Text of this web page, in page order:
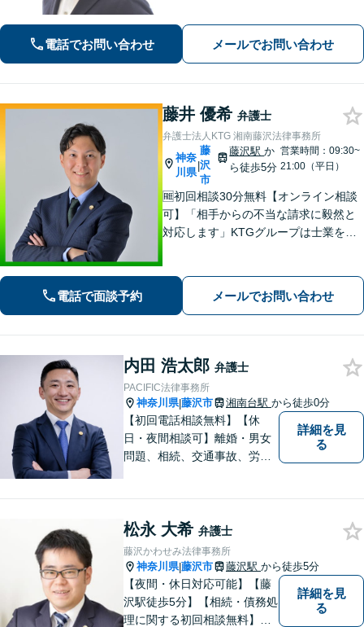
般社団法人の代表者を経験した弁護
士」「AIを活用した効率的な契約書レ
電話でお問い合わせ メールでお問い合わせ
藤井 優希 弁護士
弁護士法人KTG 湘南藤沢法律事務所
神奈
川県
|
藤
沢
市
藤沢駅か
ら徒歩5分
営業時間：09:30~
21:00（平日）
🆓初回相談30分無料【オンライン相談
可】「相手からの不当な請求に毅然と
対応します」KTGグループは士業を中
ずはお気軽にご相談ください【カード
払い・分割払い可】
電話で面談予約 メールでお問い合わせ
内田 浩太郎 弁護士
PACIFIC法律事務所
神奈川県|藤沢市 湘南台駅 から徒歩0分
【初回電話相談無料】【休
日・夜間相談可】離婚・男女
問題、相続、交通事故、労働
談者様の想いや立場を丁寧に
くみ取り、最善の解決を目指
して参ります。【湘南台駅0
分】
詳細を見
る
松永 大希 弁護士
藤沢かわせみ法律事務所
神奈川県|藤沢市 藤沢駅 から徒歩5分
【夜間・休日対応可能】【藤
沢駅徒歩5分】【相続・債務処
理に関する初回相談無料】お
詳細を見
る